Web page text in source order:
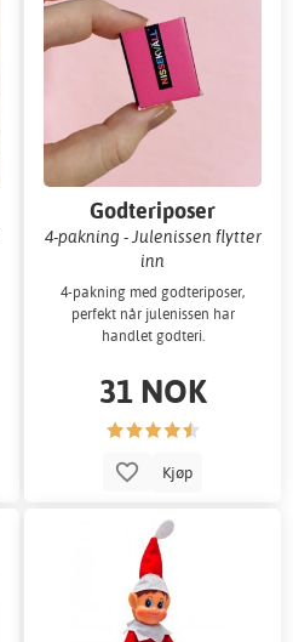
Godteriposer
4-pakning - Julenissen flytter
inn
4-pakning med godteriposer,
perfekt når julenissen har
handlet godteri.
31 NOK
Kjøp